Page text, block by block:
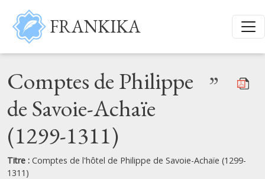
Aller au contenu principal
FRANKIKA
Comptes de Philippe
de Savoie-Achaïe
(1299-1311)
”
Titre : Comptes de l'hôtel de Philippe de Savoie-Achaïe (1299-
1311)